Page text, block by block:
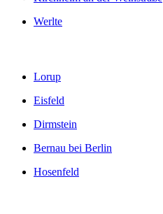
Werlte
Lorup
Eisfeld
Dirmstein
Bernau bei Berlin
Hosenfeld